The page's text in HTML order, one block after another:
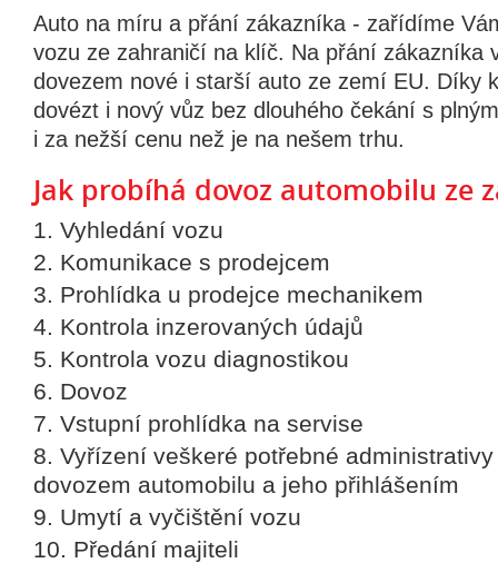
Auto na míru a přání zákazníka - zařídíme
vozu ze zahraničí na klíč. Na přání zákazníka
dovezem nové i starší auto ze zemí EU. Díky
dovézt i nový vůz bez dlouhého čekání s
i za nežší cenu než je na nešem trhu.
Jak probíhá dovoz automobilu ze
Vyhledání vozu
Komunikace s prodejcem
Prohlídka u prodejce mechanikem
Kontrola inzerovaných údajů
Kontrola vozu diagnostikou
Dovoz
Vstupní prohlídka na servise
Vyřízení veškeré potřebné
dovozem automobilu a jeho přihlášením
Umytí a vyčištění vozu
Předání majiteli